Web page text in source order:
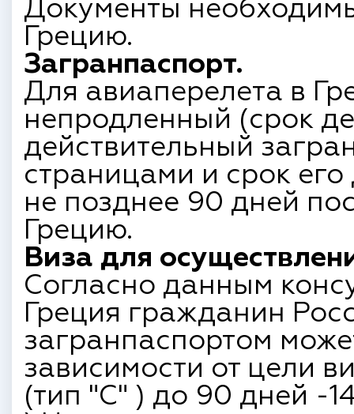
Документы
Грецию.
Загранпаспорт.
Для авиаперелета в
непродленный (срок
действительный
страницами и срок его
не позднее 90 дней
Грецию.
Виза для
Согласно данным
Греция гражданин
загранпаспортом
зависимости от цели
(тип "C" ) до 90 дней -